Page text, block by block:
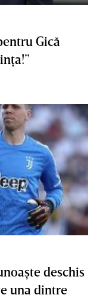
Gică
deschis
una dintre